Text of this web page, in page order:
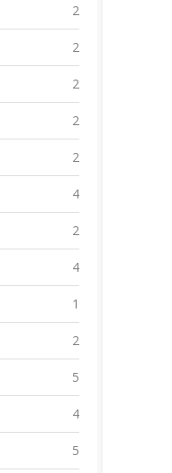
2
2
2
2
2
4
2
4
1
2
5
4
5